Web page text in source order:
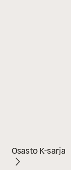
Osasto K-sarja